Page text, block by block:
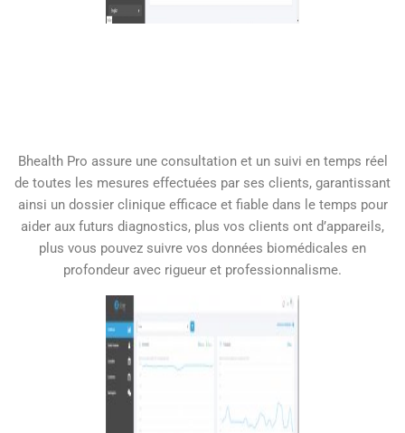
Bhealth Pro assure une consultation et un suivi en temps réel
de toutes les mesures effectuées par ses clients, garantissant
ainsi un dossier clinique efficace et fiable dans le temps pour
aider aux futurs diagnostics, plus vos clients ont d’appareils,
plus vous pouvez suivre vos données biomédicales en
profondeur avec rigueur et professionnalisme.